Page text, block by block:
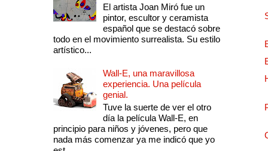
El artista Joan Miró fue un
pintor, escultor y ceramista
español que se destacó sobre
todo en el movimiento surrealista. Su estilo
artístico...
Wall-E, una maravillosa
experiencia. Una película
genial.
Tuve la suerte de ver el otro
día la película Wall-E, en
principio para niños y jóvenes, pero que
nada más comenzar ya me indicó que yo